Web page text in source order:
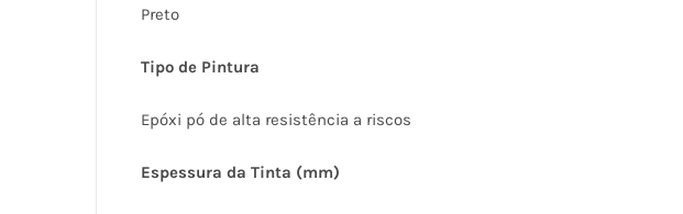
Preto
Tipo de Pintura
Epóxi pó de alta resistência a riscos
Espessura da Tinta (mm)